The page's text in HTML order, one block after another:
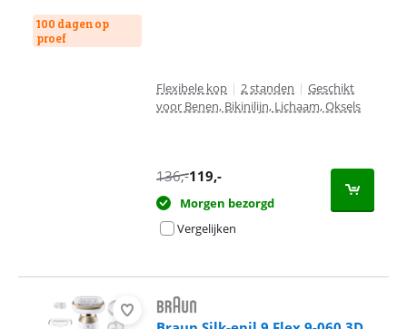
100 dagen op
proef
Flexibele kop | 2 standen | Geschikt
voor Benen, Bikinilijn, Lichaam, Oksels
136,-119,-
Morgen bezorgd
Vergelijken